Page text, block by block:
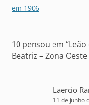
posts
em 1906
10 pensou em “
Beatriz – Zona Oeste
Laercio
11 de junho